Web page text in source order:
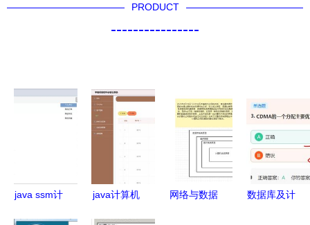
PRODUCT
----------------
java ssm计
java计算机
网络与数据
数据库及计